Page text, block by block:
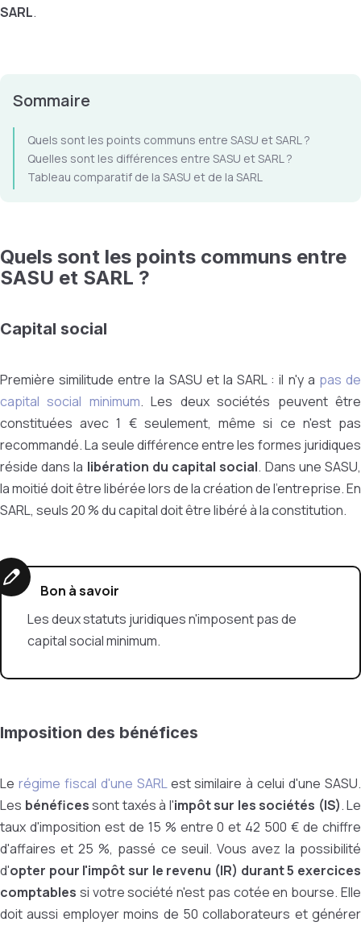
SARL.
Sommaire
Quels sont les points communs entre SASU et SARL ?
Quelles sont les différences entre SASU et SARL ?
Tableau comparatif de la SASU et de la SARL
Quels sont les points communs entre
SASU et SARL ?
Capital social
Première similitude entre la SASU et la SARL : il n'y a pas de
capital social minimum. Les deux sociétés peuvent être
constituées avec 1 € seulement, même si ce n'est pas
recommandé. La seule différence entre les formes juridiques
réside dans la libération du capital social. Dans une SASU,
la moitié doit être libérée lors de la création de l'entreprise. En
SARL, seuls 20 % du capital doit être libéré à la constitution.
Bon à savoir
Les deux statuts juridiques n'imposent pas de
capital social minimum.
Imposition des bénéfices
Le régime fiscal d'une SARLest similaire à celui d'une SASU.
Les bénéficessont taxés à l'impôt sur les sociétés (IS). Le
taux d'imposition est de 15 % entre 0 et 42 500 € de chiffre
d'affaires et 25 %, passé ce seuil. Vous avez la possibilité
d'opter pour l'impôt sur le revenu (IR) durant 5 exercices
comptables si votre société n'est pas cotée en bourse. Elle
doit aussi employer moins de 50 collaborateurs et générer